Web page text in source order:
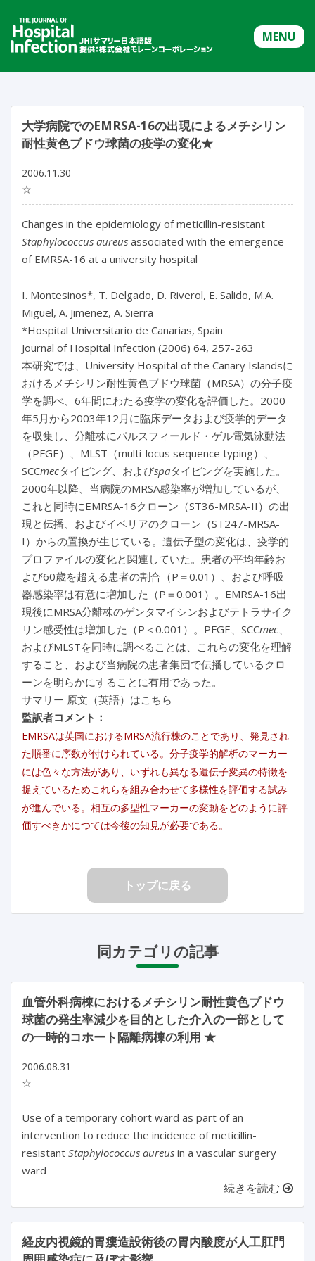
MENU
大学病院でのEMRSA-16の出現によるメチシリン
耐性黄色ブドウ球菌の疫学の変化★
2006.11.30
☆
Changes in the epidemiology of meticillin-resistant
Staphylococcus aureus associated with the emergence
of EMRSA-16 at a university hospital
I. Montesinos*, T. Delgado, D. Riverol, E. Salido, M.A.
Miguel, A. Jimenez, A. Sierra
*Hospital Universitario de Canarias, Spain
Journal of Hospital Infection (2006) 64, 257-263
本研究では、University Hospital of the Canary Islandsに
おけるメチシリン耐性黄色ブドウ球菌（MRSA）の分子疫
学を調べ、6年間にわたる疫学の変化を評価した。2000
年5月から2003年12月に臨床データおよび疫学的データ
を収集し、分離株にパルスフィールド・ゲル電気泳動法
（PFGE）、MLST（multi-locus sequence typing）、
SCCmecタイピング、およびspaタイピングを実施した。
2000年以降、当病院のMRSA感染率が増加しているが、
これと同時にEMRSA-16クローン（ST36-MRSA-II）の出
現と伝播、およびイベリアのクローン（ST247-MRSA-
I）からの置換が生じている。遺伝子型の変化は、疫学的
プロファイルの変化と関連していた。患者の平均年齢お
よび60歳を超える患者の割合（P＝0.01）、および呼吸
器感染率は有意に増加した（P＝0.001）。EMRSA-16出
現後にMRSA分離株のゲンタマイシンおよびテトラサイク
リン感受性は増加した（P＜0.001）。PFGE、SCCmec
およびMLSTを同時に調べることは、これらの変化を理解
すること、および当病院の患者集団で伝播しているクロ
ーンを明らかにすることに有用であった。
サマリー 原文（英語）はこちら
監訳者コメント：
EMRSAは英国におけるMRSA流行株のことであり、発見され
た順番に序数が付けられている。分子疫学的解析のマーカー
には色々な方法があり、いずれも異なる遺伝子変異の特徴を
捉えているためこれらを組み合わせて多様性を評価する試み
が進んでいる。相互の多型性マーカーの変動をどのように評
価すべきかにつては今後の知見が必要である。
トップに戻る
同カテゴリの記事
血管外科病棟におけるメチシリン耐性黄色ブドウ
球菌の発生率減少を目的とした介入の一部として
の一時的コホート隔離病棟の利用 ★
2006.08.31
☆
Use of a temporary cohort ward as part of an
intervention to reduce the incidence of meticillin-
resistant Staphylococcus aureus in a vascular surgery
ward
続きを読む
経皮内視鏡的胃瘻造設術後の胃内酸度が人工肛門